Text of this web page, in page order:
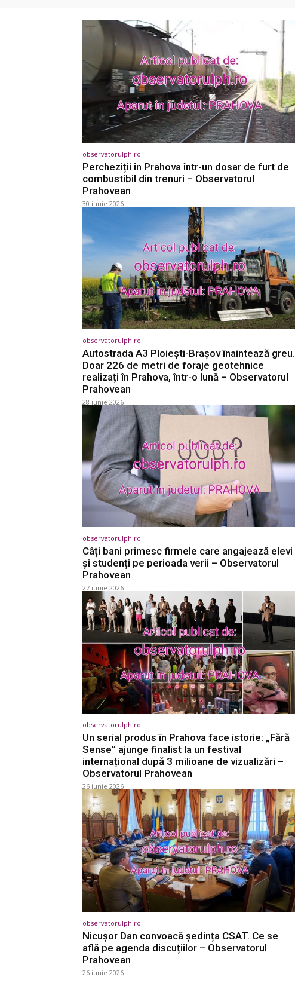
observatorulph.ro
Percheziții în Prahova într-un dosar de furt de
combustibil din trenuri – Observatorul
Prahovean
30 iunie 2026
observatorulph.ro
Autostrada A3 Ploiești-Brașov înaintează greu.
Doar 226 de metri de foraje geotehnice
realizați în Prahova, într-o lună – Observatorul
Prahovean
28 iunie 2026
observatorulph.ro
Câți bani primesc firmele care angajează elevi
și studenți pe perioada verii – Observatorul
Prahovean
27 iunie 2026
observatorulph.ro
Un serial produs în Prahova face istorie: „Fără
Sense” ajunge finalist la un festival
internațional după 3 milioane de vizualizări –
Observatorul Prahovean
26 iunie 2026
observatorulph.ro
Nicușor Dan convoacă ședința CSAT. Ce se
află pe agenda discuțiilor – Observatorul
Prahovean
26 iunie 2026